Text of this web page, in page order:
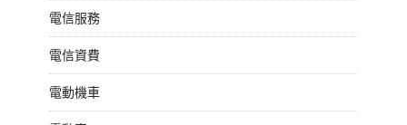
電信服務
電信資費
電動機車